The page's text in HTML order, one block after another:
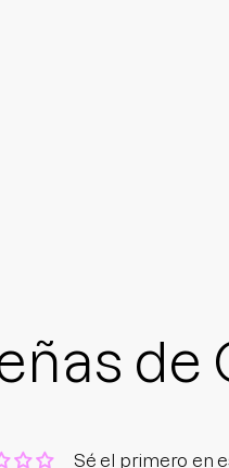
de
Sé el primero en